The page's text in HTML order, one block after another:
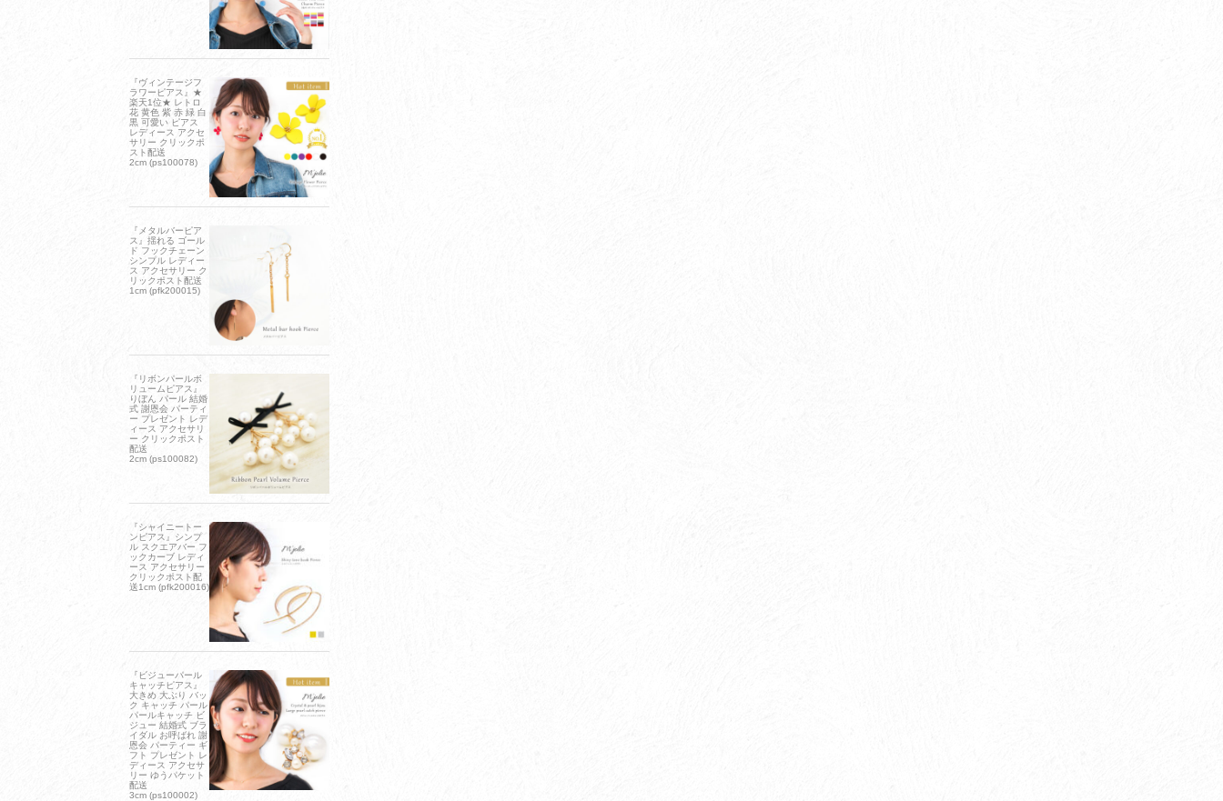
『ヴィンテージフ
ラワーピアス』★
楽天1位★ レトロ
花 黄色 紫 赤 緑 白
黒 可愛い ピアス
レディース アクセ
サリー クリックポ
スト配送
2cm (ps100078)
『メタルバーピア
ス』揺れる ゴール
ド フックチェーン
シンプル レディー
ス アクセサリー ク
リックポスト配送
1cm (pfk200015)
『リボンパールボ
リュームピアス』
りぼん パール 結婚
式 謝恩会 パーティ
ー プレゼント レデ
ィース アクセサリ
ー クリックポスト
配送
2cm (ps100082)
『シャイニートー
ンピアス』シンプ
ル スクエアバー フ
ックカーブ レディ
ース アクセサリー
クリックポスト配
送1cm (pfk200016)
『ビジューパール
キャッチピアス』
大きめ 大ぶり バッ
ク キャッチ パール
パールキャッチ ビ
ジュー 結婚式 ブラ
イダル お呼ばれ 謝
恩会 パーティー ギ
フト プレゼント レ
ディース アクセサ
リー ゆうパケット
配送
3cm (ps100002)